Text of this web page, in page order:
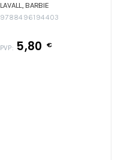
LAVALL, BARBIE
9788496194403
PVP: 5,80 €